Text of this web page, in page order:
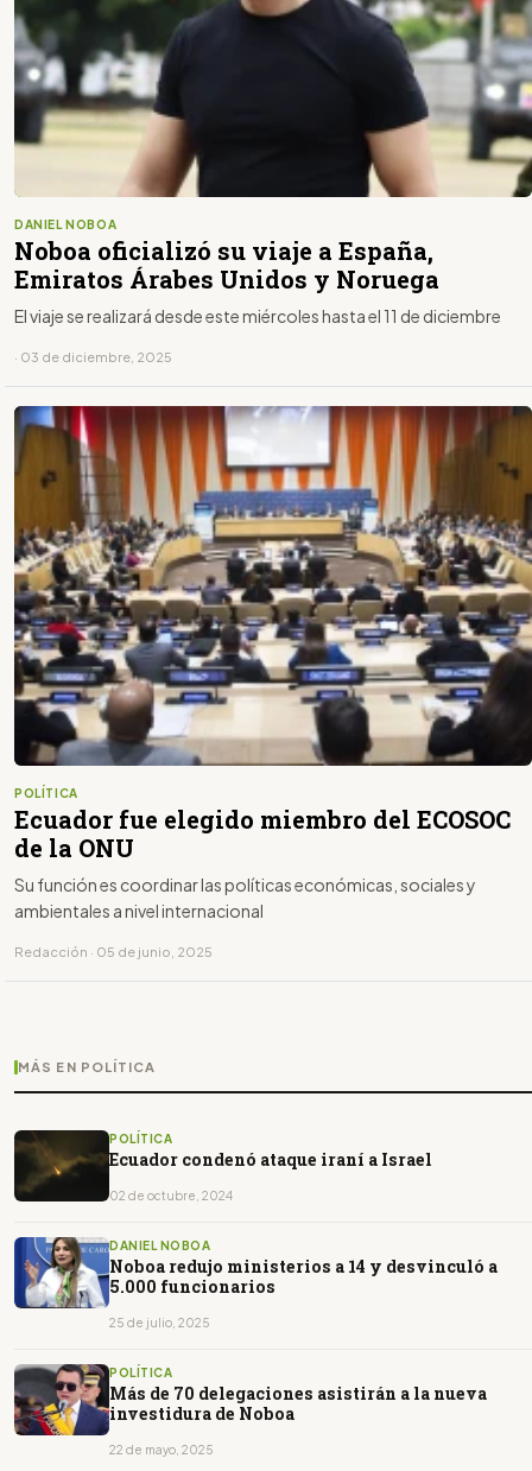
DANIEL NOBOA
Noboa oficializó su viaje a España,
Emiratos Árabes Unidos y Noruega
El viaje se realizará desde este miércoles hasta el 11 de diciembre
· 03 de diciembre, 2025
POLÍTICA
Ecuador fue elegido miembro del ECOSOC
de la ONU
Su función es coordinar las políticas económicas, sociales y
ambientales a nivel internacional
Redacción · 05 de junio, 2025
MÁS EN POLÍTICA
POLÍTICA
Ecuador condenó ataque iraní a Israel
02 de octubre, 2024
DANIEL NOBOA
Noboa redujo ministerios a 14 y desvinculó a
5.000 funcionarios
25 de julio, 2025
POLÍTICA
Más de 70 delegaciones asistirán a la nueva
investidura de Noboa
22 de mayo, 2025